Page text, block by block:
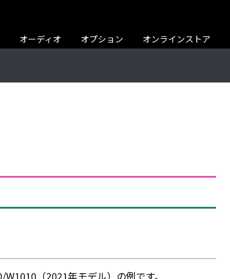
オーディオ オプション オンラインストア